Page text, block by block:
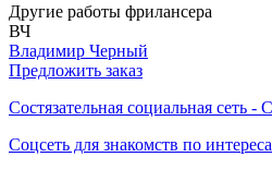
Другие работы фрилансера
ВЧ
Владимир Черный
Предложить заказ
Состязательная социальная сеть -
Соцсеть для знакомств по